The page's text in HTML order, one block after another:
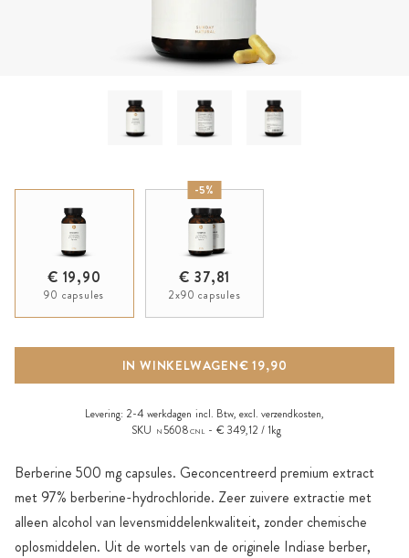
Berberine 500 mg capsules. Geconcentreerd premium extract
met 97% berberine-hydrochloride. Zeer zuivere extractie met
alleen alcohol van levensmiddelenkwaliteit, zonder chemische
oplosmiddelen. Uit de wortels van de originele Indiase berber,
€ 19,90
90 capsules
-5%
€ 37,81
2x90 capsules
IN WINKELWAGEN€ 19,90
Levering: 2-4 werkdagen incl. Btw, excl. verzendkosten,
SKU
N 5608CNL € 349,12 / 1kg